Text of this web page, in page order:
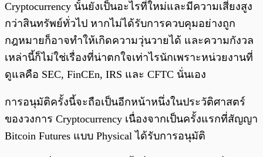
Cryptocurrency นั้นยังเป็นอะไรที่ใหม่และมีความเสี่ยงสูง
กว่าสินทรัพย์ทั่วไป หากไม่ได้รับการควบคุมอย่างถูก
กฎหมายก็อาจทำให้เกิดความวุ่นวายได้ และความกังวล
เหล่านี้ก็ไม่ใช่เรื่องที่น่าตกใจเท่าไรนักเพราะหน่วยงานที่
ดูแลคือ SEC, FinCEn, IRS และ CFTC นั่นเอง
การอนุมัติครั้งนี้จะถือเป็นอีกหน้าหนึ่งในประวัติศาสตร์
ของวงการ Cryptocurrency เนื่องจากเป็นครั้งแรกที่สัญญา
Bitcoin Futures แบบ Physical ได้รับการอนุมัติ